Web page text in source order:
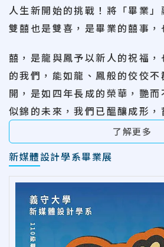
人生新開始的挑戰！將「畢業
雙囍也是雙喜，是畢業的囍事，
囍，是龍與鳳予以新人的祝福，
的我們，能如龍、鳳般的佼佼
開，是如四年長成的榮華，艷而
似錦的未來，我們已醞釀成形，
了解更多
新媒體設計學系畢業展